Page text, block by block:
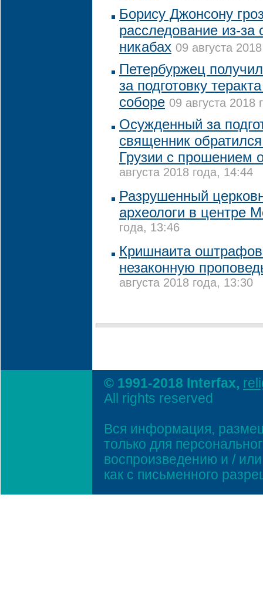
Борису Джонсону
расследование из-
никабах 09 августа
Петербуржец
за подготовку
соборе 09 августа 2018
Осужденный за
священник
Грузии с прошением
августа 2018 года, 14:44
Разрушенный
археологи в центре
года, 13:46
Кришнаита
незаконную
августа 2018 года, 13:30
© 1991-2018 Interfax,
All rights reserved
Вся информация,
только для
воспроизведению и /
как с письменного